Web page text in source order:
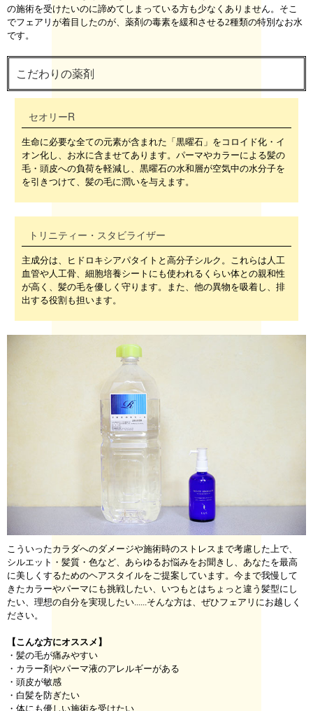
の施術を受けたいのに諦めてしまっている方も少なくありません。そこ
でフェアリが着目したのが、薬剤の毒素を緩和させる2種類の特別なお水
です。
こだわりの薬剤
セオリーR
生命に必要な全ての元素が含まれた「黒曜石」をコロイド化・イ
オン化し、お水に含ませてあります。パーマやカラーによる髪の
毛・頭皮への負荷を軽減し、黒曜石の水和層が空気中の水分子を
を引きつけて、髪の毛に潤いを与えます。
トリニティー・スタビライザー
主成分は、ヒドロキシアパタイトと高分子シルク。これらは人工
血管や人工骨、細胞培養シートにも使われるくらい体との親和性
が高く、髪の毛を優しく守ります。また、他の異物を吸着し、排
出する役割も担います。
こういったカラダへのダメージや施術時のストレスまで考慮した上で、
シルエット・髪質・色など、あらゆるお悩みをお聞きし、あなたを最高
に美しくするためのヘアスタイルをご提案しています。今まで我慢して
きたカラーやパーマにも挑戦したい、いつもとはちょっと違う髪型にし
たい、理想の自分を実現したい......そんな方は、ぜひフェアリにお越しく
ださい。
【こんな方にオススメ】
・髪の毛が痛みやすい
・カラー剤やパーマ液のアレルギーがある
・頭皮が敏感
・白髪を防ぎたい
・体にも優しい施術を受けたい